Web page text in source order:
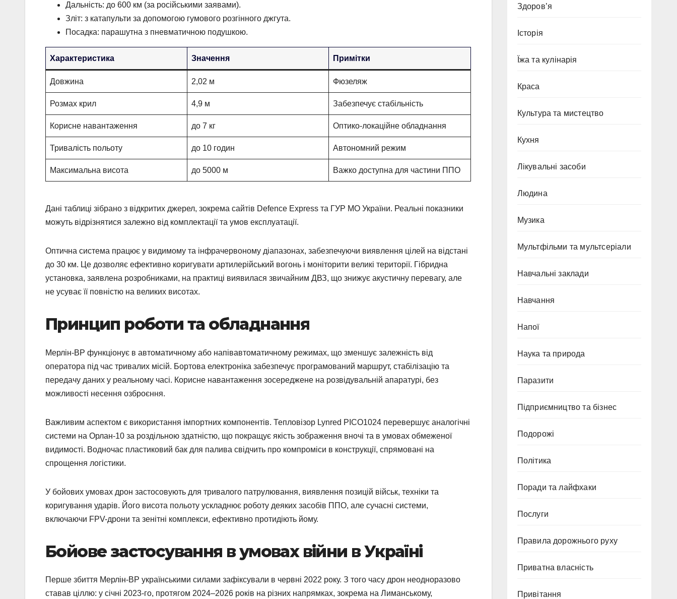
Дальність: до 600 км (за російськими заявами).
Зліт: з катапульти за допомогою гумового розгінного джгута.
Посадка: парашутна з пневматичною подушкою.
Характеристика Значення Примітки
Довжина 2,02 м Фюзеляж
Розмах крил 4,9 м Забезпечує стабільність
Корисне навантаження до 7 кг Оптико-локаційне обладнання
Тривалість польоту до 10 годин Автономний режим
Максимальна висота до 5000 м Важко доступна для частини ППО
Дані таблиці зібрано з відкритих джерел, зокрема сайтів Defence Express та ГУР МО України. Реальні показники
можуть відрізнятися залежно від комплектації та умов експлуатації.
Оптична система працює у видимому та інфрачервоному діапазонах, забезпечуючи виявлення цілей на відстані
до 30 км. Це дозволяє ефективно коригувати артилерійський вогонь і моніторити великі території. Гібридна
установка, заявлена розробниками, на практиці виявилася звичайним ДВЗ, що знижує акустичну перевагу, але
не усуває її повністю на великих висотах.
Принцип роботи та обладнання
Мерлін-ВР функціонує в автоматичному або напівавтоматичному режимах, що зменшує залежність від
оператора під час тривалих місій. Бортова електроніка забезпечує програмований маршрут, стабілізацію та
передачу даних у реальному часі. Корисне навантаження зосереджене на розвідувальній апаратурі, без
можливості несення озброєння.
Важливим аспектом є використання імпортних компонентів. Тепловізор Lynred PICO1024 перевершує аналогічні
системи на Орлан-10 за роздільною здатністю, що покращує якість зображення вночі та в умовах обмеженої
видимості. Водночас пластиковий бак для палива свідчить про компроміси в конструкції, спрямовані на
спрощення логістики.
У бойових умовах дрон застосовують для тривалого патрулювання, виявлення позицій військ, техніки та
коригування ударів. Його висота польоту ускладнює роботу деяких засобів ППО, але сучасні системи,
включаючи FPV-дрони та зенітні комплекси, ефективно протидіють йому.
Бойове застосування в умовах війни в Україні
Перше збиття Мерлін-ВР українськими силами зафіксували в червні 2022 року. З того часу дрон неодноразово
ставав ціллю: у січні 2023-го, протягом 2024–2026 років на різних напрямках, зокрема на Лиманському,
Здоров’я
Історія
Їжа та кулінарія
Краса
Культура та мистецтво
Кухня
Лікувальні засоби
Людина
Музика
Мультфільми та мультсеріали
Навчальні заклади
Навчання
Напої
Наука та природа
Паразити
Підприємництво та бізнес
Подорожі
Політика
Поради та лайфхаки
Послуги
Правила дорожнього руху
Приватна власність
Привітання